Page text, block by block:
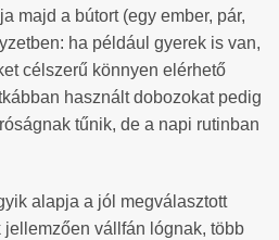
majd a bútort (egy ember, pár,
ha például gyerek is van,
célszerű könnyen elérhető
használt dobozokat pedig
tűnik, de a napi rutinban
alapja a jól megválasztott
jellemzően vállfán lógnak, több